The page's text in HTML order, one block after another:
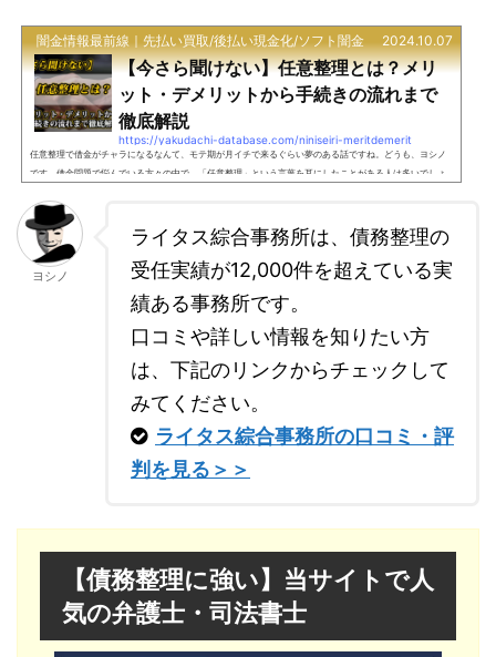
闇金情報最前線｜先払い買取/後払い現金化/ソフト闇金 2024.10.07
【今さら聞けない】任意整理とは？メリ
ット・デメリットから手続きの流れまで
徹底解説
https://yakudachi-database.com/niniseiri-meritdemerit
任意整理で借金がチャラになるなんて、モテ期が月イチで来るぐらい夢のある話ですね。どうも、ヨシノ
です。借金問題で悩んでいる方々の中で、「任意整理」という言葉を耳にしたことがある人は多いでしょ
くありません。この記事では、任意整理の基本から、メリット・デメリット、そして具体的な手続きの流
れまで、徹底的に解説します。借金問題の解決策を探している方、任意整理に興味がある方は、ぜひ最後
までお付き合いください。【...
ヨシノ
ライタス綜合事務所は、債務整理の
受任実績が12,000件を超えている実
績ある事務所です。
口コミや詳しい情報を知りたい方
は、下記のリンクからチェックして
みてください。
ライタス綜合事務所の口コミ・評
判を見る＞＞
【債務整理に強い】当サイトで人
気の弁護士・司法書士